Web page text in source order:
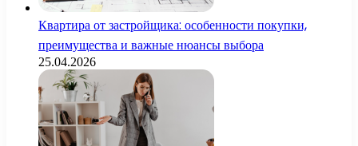
Квартира от застройщика: особенности покупки,
преимущества и важные нюансы выбора
25.04.2026